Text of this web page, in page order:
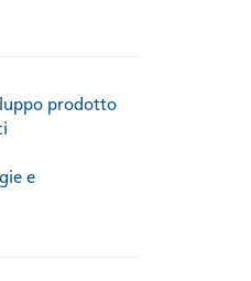
prodotto
e